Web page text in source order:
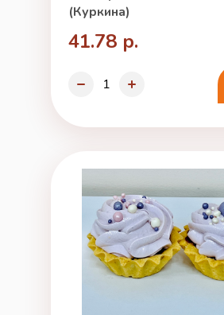
(Куркина)
41.78 р.